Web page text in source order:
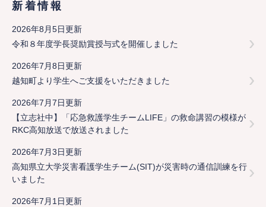
新着情報
2026年8月5日更新
令和８年度学長奨励賞授与式を開催しました
2026年7月8日更新
越知町より学生へご支援をいただきました
2026年7月7日更新
【立志社中】「応急救護学生チームLIFE」の救命講習の模様が
RKC高知放送で放送されました
2026年7月3日更新
高知県立大学災害看護学生チーム(SIT)が災害時の通信訓練を行
いました
2026年7月1日更新